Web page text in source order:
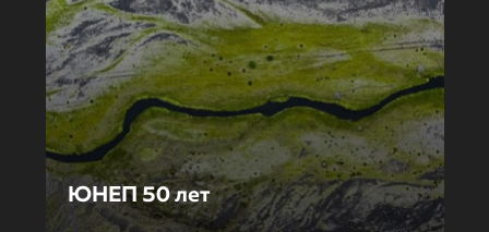
ЮНЕП 50 лет